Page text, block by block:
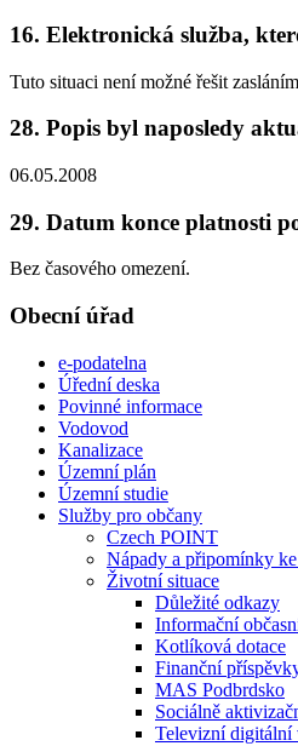
16. Elektronická služba,
Tuto situaci není možné řešit
28. Popis byl naposledy
06.05.2008
29. Datum konce platnosti
Bez časového omezení.
Obecní úřad
e-podatelna
Úřední deska
Povinné informace
Vodovod
Kanalizace
Územní plán
Územní studie
Služby pro občany
Czech POINT
Nápady a připomínky
Životní situace
Důležité odkazy
Informační
Kotlíková dotace
Finanční
MAS Podbrdsko
Sociálně
Televizní